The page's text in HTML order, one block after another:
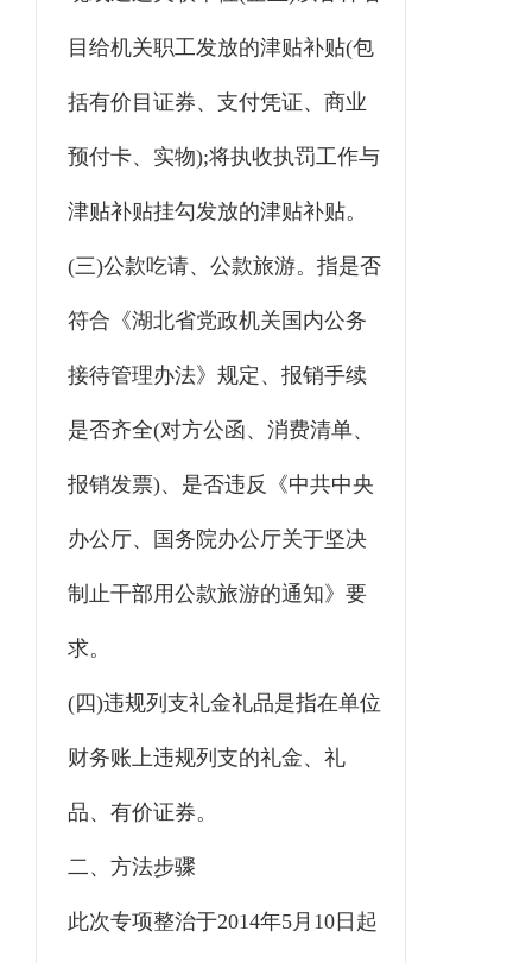
目给机关职工发放的津贴补贴(包
括有价目证券、支付凭证、商业
预付卡、实物);将执收执罚工作与
津贴补贴挂勾发放的津贴补贴。
(三)公款吃请、公款旅游。指是否
符合《湖北省党政机关国内公务
接待管理办法》规定、报销手续
是否齐全(对方公函、消费清单、
报销发票)、是否违反《中共中央
办公厅、国务院办公厅关于坚决
制止干部用公款旅游的通知》要
求。
(四)违规列支礼金礼品是指在单位
财务账上违规列支的礼金、礼
品、有价证券。
二、方法步骤
此次专项整治于2014年5月10日起